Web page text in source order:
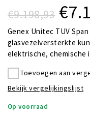
€9.198,93
Genex Unitec TUV
glasvezelversterkte
elektrische, chemische
Toevoegen aan
Bekijk vergelijkingslijst
Op voorraad